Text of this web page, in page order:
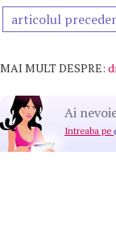
articolul
MAI MULT DESPRE:
Ai
Intreaba pe